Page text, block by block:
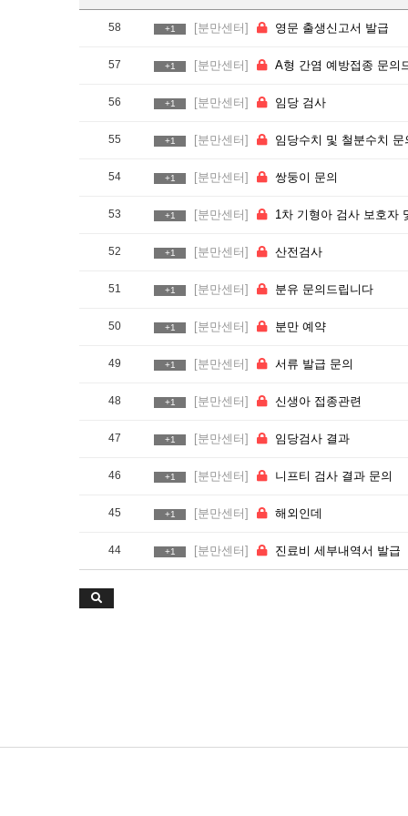
58 +1 [분만센터] 영문 출생신고서 발급
57 +1 [분만센터] A형 간염 예방접종 문의드립니
56 +1 [분만센터] 임당 검사
55 +1 [분만센터] 임당수치 및 철분수치 문
54 +1 [분만센터] 쌍둥이 문의
53 +1 [분만센터] 1차 기형아 검사 보호자 몇명 가능한가
52 +1 [분만센터] 산전검사
51 +1 [분만센터] 분유 문의드립니다
50 +1 [분만센터] 분만 예약
49 +1 [분만센터] 서류 발급 문의
48 +1 [분만센터] 신생아 접종관련
47 +1 [분만센터] 임당검사 결과
46 +1 [분만센터] 니프티 검사 결과 문의
45 +1 [분만센터] 해외인데
44 +1 [분만센터] 진료비 세부내역서 발급